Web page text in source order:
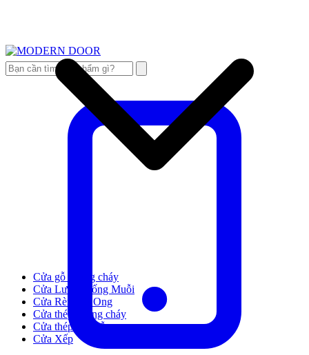
Cửa gỗ chống cháy
Cửa Lưới Chống Muỗi
Cửa Rèm Tổ Ong
Cửa thép chống cháy
Cửa thép vân gỗ
Cửa Xếp